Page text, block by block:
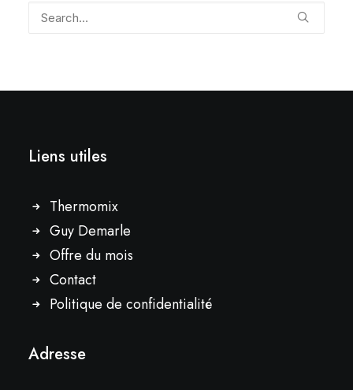
Liens utiles
Thermomix
Guy Demarle
Offre du mois
Contact
Politique de confidentialité
Adresse